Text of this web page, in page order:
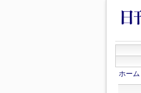
ホーム